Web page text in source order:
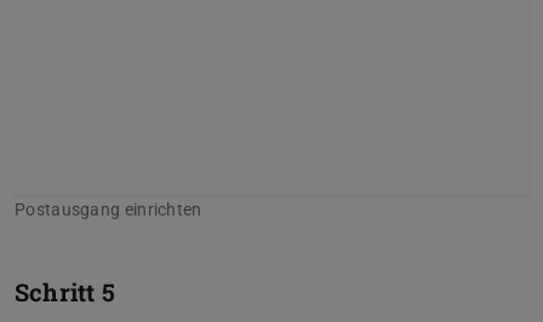
Postausgang einrichten
Schritt 5